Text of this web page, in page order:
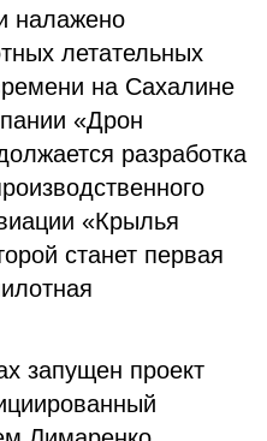
налажено
летательных
на Сахалине
«Дрон
разработка
«Крылья
станет первая
запущен проект